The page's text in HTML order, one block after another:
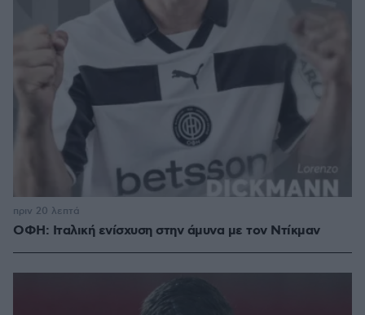
ΟΦΗ: Ιταλική ενίσχυση στην άμυνα με τον Ντίκμαν
πριν 20 λεπτά